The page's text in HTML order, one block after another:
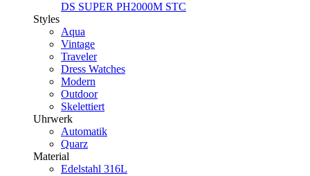
DS SUPER PH2000M STC
Styles
Aqua
Vintage
Traveler
Dress Watches
Modern
Outdoor
Skelettiert
Uhrwerk
Automatik
Quarz
Material
Edelstahl 316L